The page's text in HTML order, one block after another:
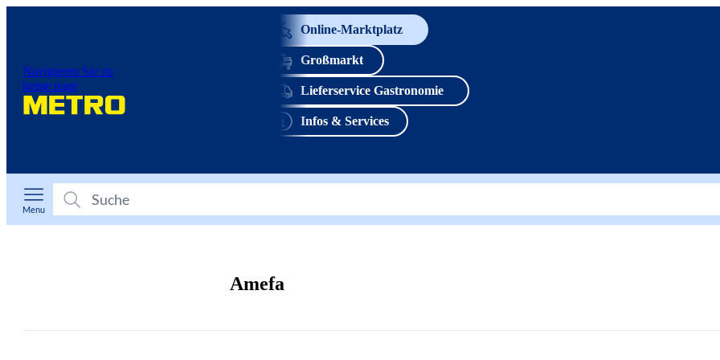
Navigieren Sie zu
home page
Online-Marktplatz
Großmarkt
Lieferservice Gastronomie
Infos & Services
Menu
Amefa